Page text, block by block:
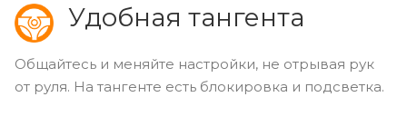
Удобная тангента
Общайтесь и меняйте настройки, не отрывая рук
от руля. На тангенте есть блокировка и подсветка.